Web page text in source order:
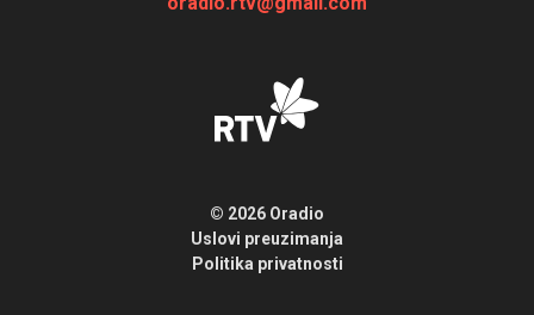
© 2026 Oradio
Uslovi preuzimanja
Politika privatnosti